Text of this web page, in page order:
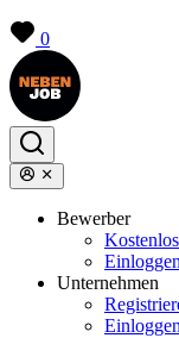
0
Bewerber
Einloggen
Unternehmen
Einloggen